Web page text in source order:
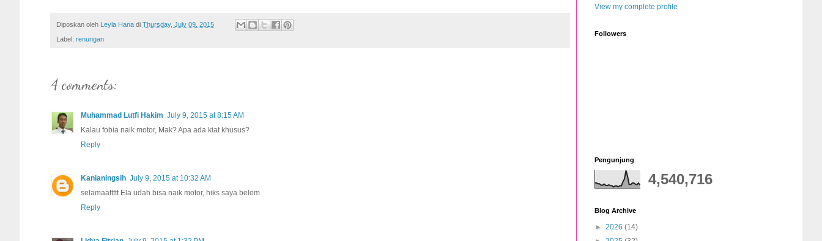
Diposkan oleh Leyla Hana di Thursday, July 09, 2015
Label: renungan
4 comments:
Muhammad Lutfi Hakim July 9, 2015 at 8:15 AM
Kalau fobia naik motor, Mak? Apa ada kiat khusus?
Reply
Kanianingsih July 9, 2015 at 10:32 AM
selamaattttt Ela udah bisa naik motor, hiks saya belom
Reply
View my complete profile
Followers
Pengunjung
4,540,716
Blog Archive
► 2026 (14)